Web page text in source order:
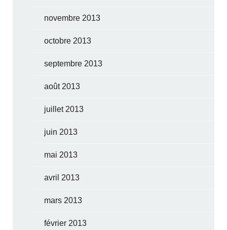
novembre 2013
octobre 2013
septembre 2013
août 2013
juillet 2013
juin 2013
mai 2013
avril 2013
mars 2013
février 2013